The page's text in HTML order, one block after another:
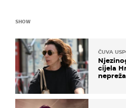
SHOW
ČUVA
cijela